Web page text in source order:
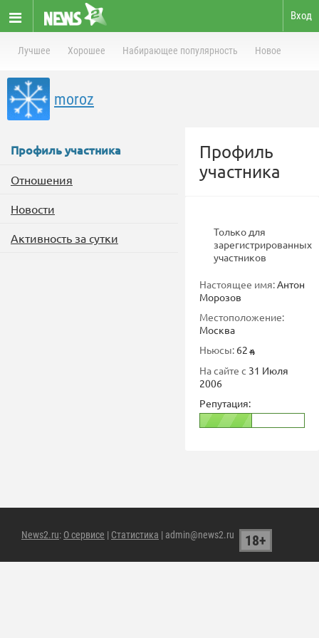
Вход
Лучшее Хорошее Набирающее популярность Новое
moroz
Профиль участника
Отношения
Новости
Активность за сутки
Профиль
участника
Только для
зарегистрированных
участников
Настоящее имя:Антон
Морозов
Местоположение:
Москва
Ньюсы: 62
На сайте с 31 Июля
2006
Репутация:
News2.ru: О сервисе | Статистика | admin@news2.ru 18+